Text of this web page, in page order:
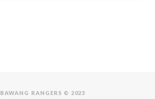
BAWANG RANGERS © 2023